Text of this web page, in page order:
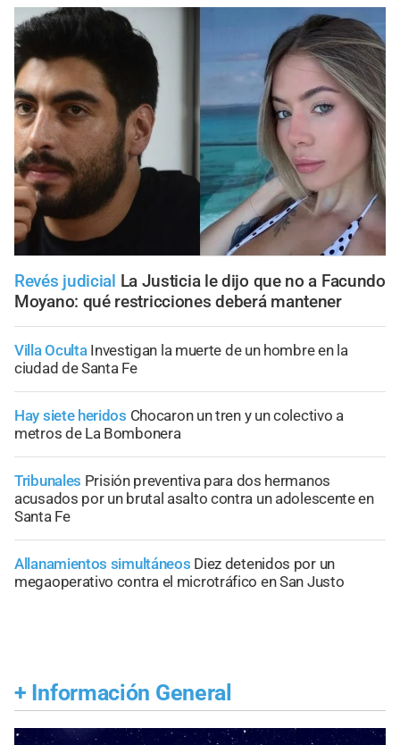
Revés judicial La Justicia le dijo que no a Facundo
Moyano: qué restricciones deberá mantener
Villa Oculta Investigan la muerte de un hombre en la
ciudad de Santa Fe
Hay siete heridos Chocaron un tren y un colectivo a
metros de La Bombonera
Tribunales Prisión preventiva para dos hermanos
acusados por un brutal asalto contra un adolescente en
Santa Fe
Allanamientos simultáneos Diez detenidos por un
megaoperativo contra el microtráfico en San Justo
+ Información General